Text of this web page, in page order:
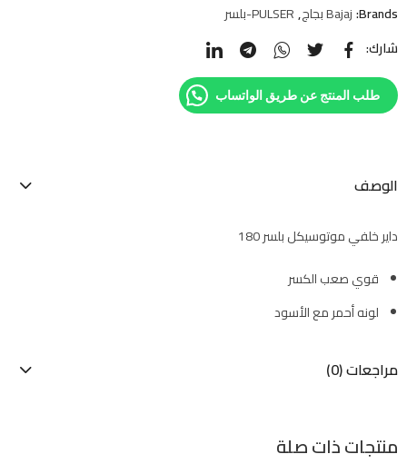
Brands: Bajaj بجاج ,PULSER-بلسر
شارك:
طلب المنتج عن طريق الواتساب
الوصف
داير خلفي موتوسيكل بلسر 180
قوي صعب الكسر
لونه أحمر مع الأسود
مراجعات (0)
منتجات ذات صلة